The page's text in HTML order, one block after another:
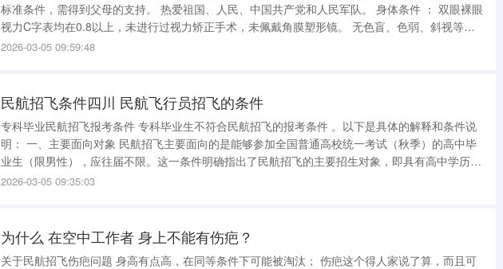
标准条件，需得到父母的支持。 热爱祖国、人民、中国共产党和人民军队。 身体条件 ： 双眼裸眼
视力C字表均在0.8以上，未进行过视力矫正手术，未佩戴角膜塑形镜。 无色盲、色弱、斜视等视
力问题。 身高在164185cm之间，体重不低于标准体重的80%
2026-03-05 09:59:48
民航招飞条件四川 民航飞行员招飞的条件
专科毕业民航招飞报考条件 专科毕业生不符合民航招飞的报考条件 。以下是具体的解释和条件说
明： 一、主要面向对象 民航招飞主要面向的是能够参加全国普通高校统一考试（秋季）的高中毕
业生（限男性），应往届不限。这一条件明确指出了民航招飞的主要招生对象，即具有高中学历并
准备参加高考的学生。 二、外语语种要求 考生外语语种为英语。这是考虑到民航行业的国际化特
2026-03-05 09:35:03
为什么 在空中工作者 身上不能有伤疤？
关于民航招飞伤疤问题 身高有点高，在同等条件下可能被淘汰； 伤疤这个得人家说了算，而且可